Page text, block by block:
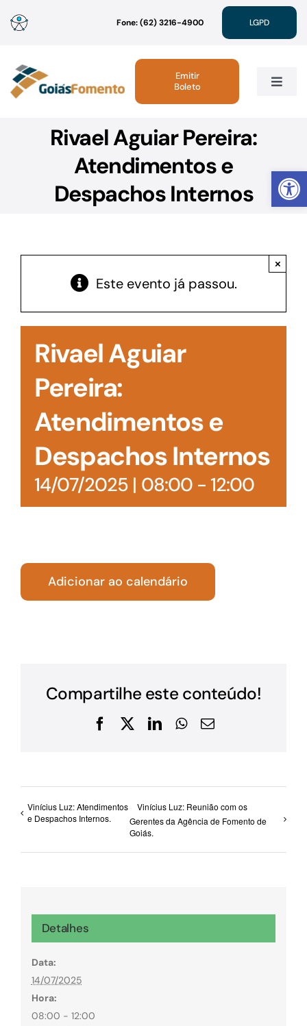
Abrir
para
conteúdo
Fone: (62) 3216-4900 LGPD
Toggle
Institucional
Linhas de Crédito
Acesso à Informação
Emitir
Boleto
Rivael Aguiar Pereira:
Atendimentos e
Despachos Internos
Este evento já passou.
×
Rivael Aguiar
Pereira:
Atendimentos e
Despachos Internos
14/07/2025 | 08:00- 12:00
Adicionar ao calendário
Compartilhe este conteúdo!
Facebook
X LinkedInWhatsApp
E-
Vinícius Luz: Atendimentos
e Despachos Internos.
Vinícius Luz: Reunião com os
Gerentes da Agência de Fomento de
Goiás.
Detalhes
Data:
14/07/2025
Hora:
08:00 - 12:00